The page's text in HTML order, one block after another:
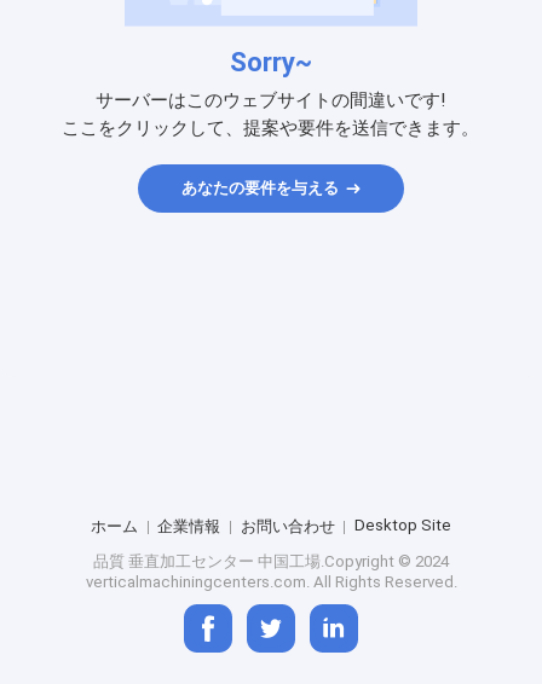
Sorry~
サーバーはこのウェブサイトの間違いです!
ここをクリックして、提案や要件を送信できます。
あなたの要件を与える
ホーム 企業情報 お問い合わせ Desktop Site
品質 垂直加工センター 中国工場.Copyright © 2024
verticalmachiningcenters.com. All Rights Reserved.